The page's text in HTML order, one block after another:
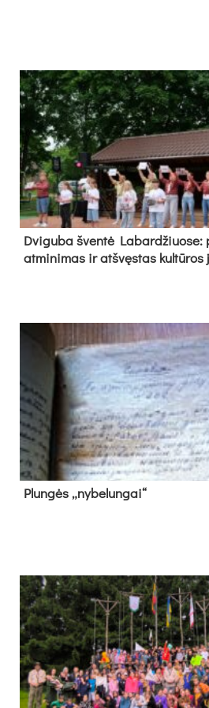
Dvi­gu­ba šven­tė La­bar­džiuo­se:
at­mi­ni­mas ir at­švęs­tas kul­tū­ros
Plun­gės „ny­be­lun­gai“